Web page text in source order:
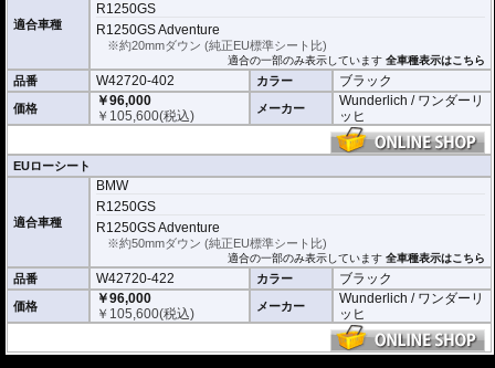
適合車種
R1250GS
R1250GS Adventure
※約20mmダウン (純正EU標準シート比)
適合の一部のみ表示しています全車種表示はこちら
品番 W42720-402 カラー ブラック
価格
￥96,000
￥ 105,600(税込) メーカー
Wunderlich / ワンダーリ
ッヒ
EUローシート
適合車種
BMW
R1250GS
R1250GS Adventure
※約50mmダウン (純正EU標準シート比)
適合の一部のみ表示しています全車種表示はこちら
品番 W42720-422 カラー ブラック
価格
￥96,000
￥ 105,600(税込) メーカー
Wunderlich / ワンダーリ
ッヒ